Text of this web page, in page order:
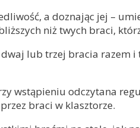
a doznając jej –
niż twych braci,
lub trzej bracia razem
wstąpieniu odczytana
braci w klasztorze.